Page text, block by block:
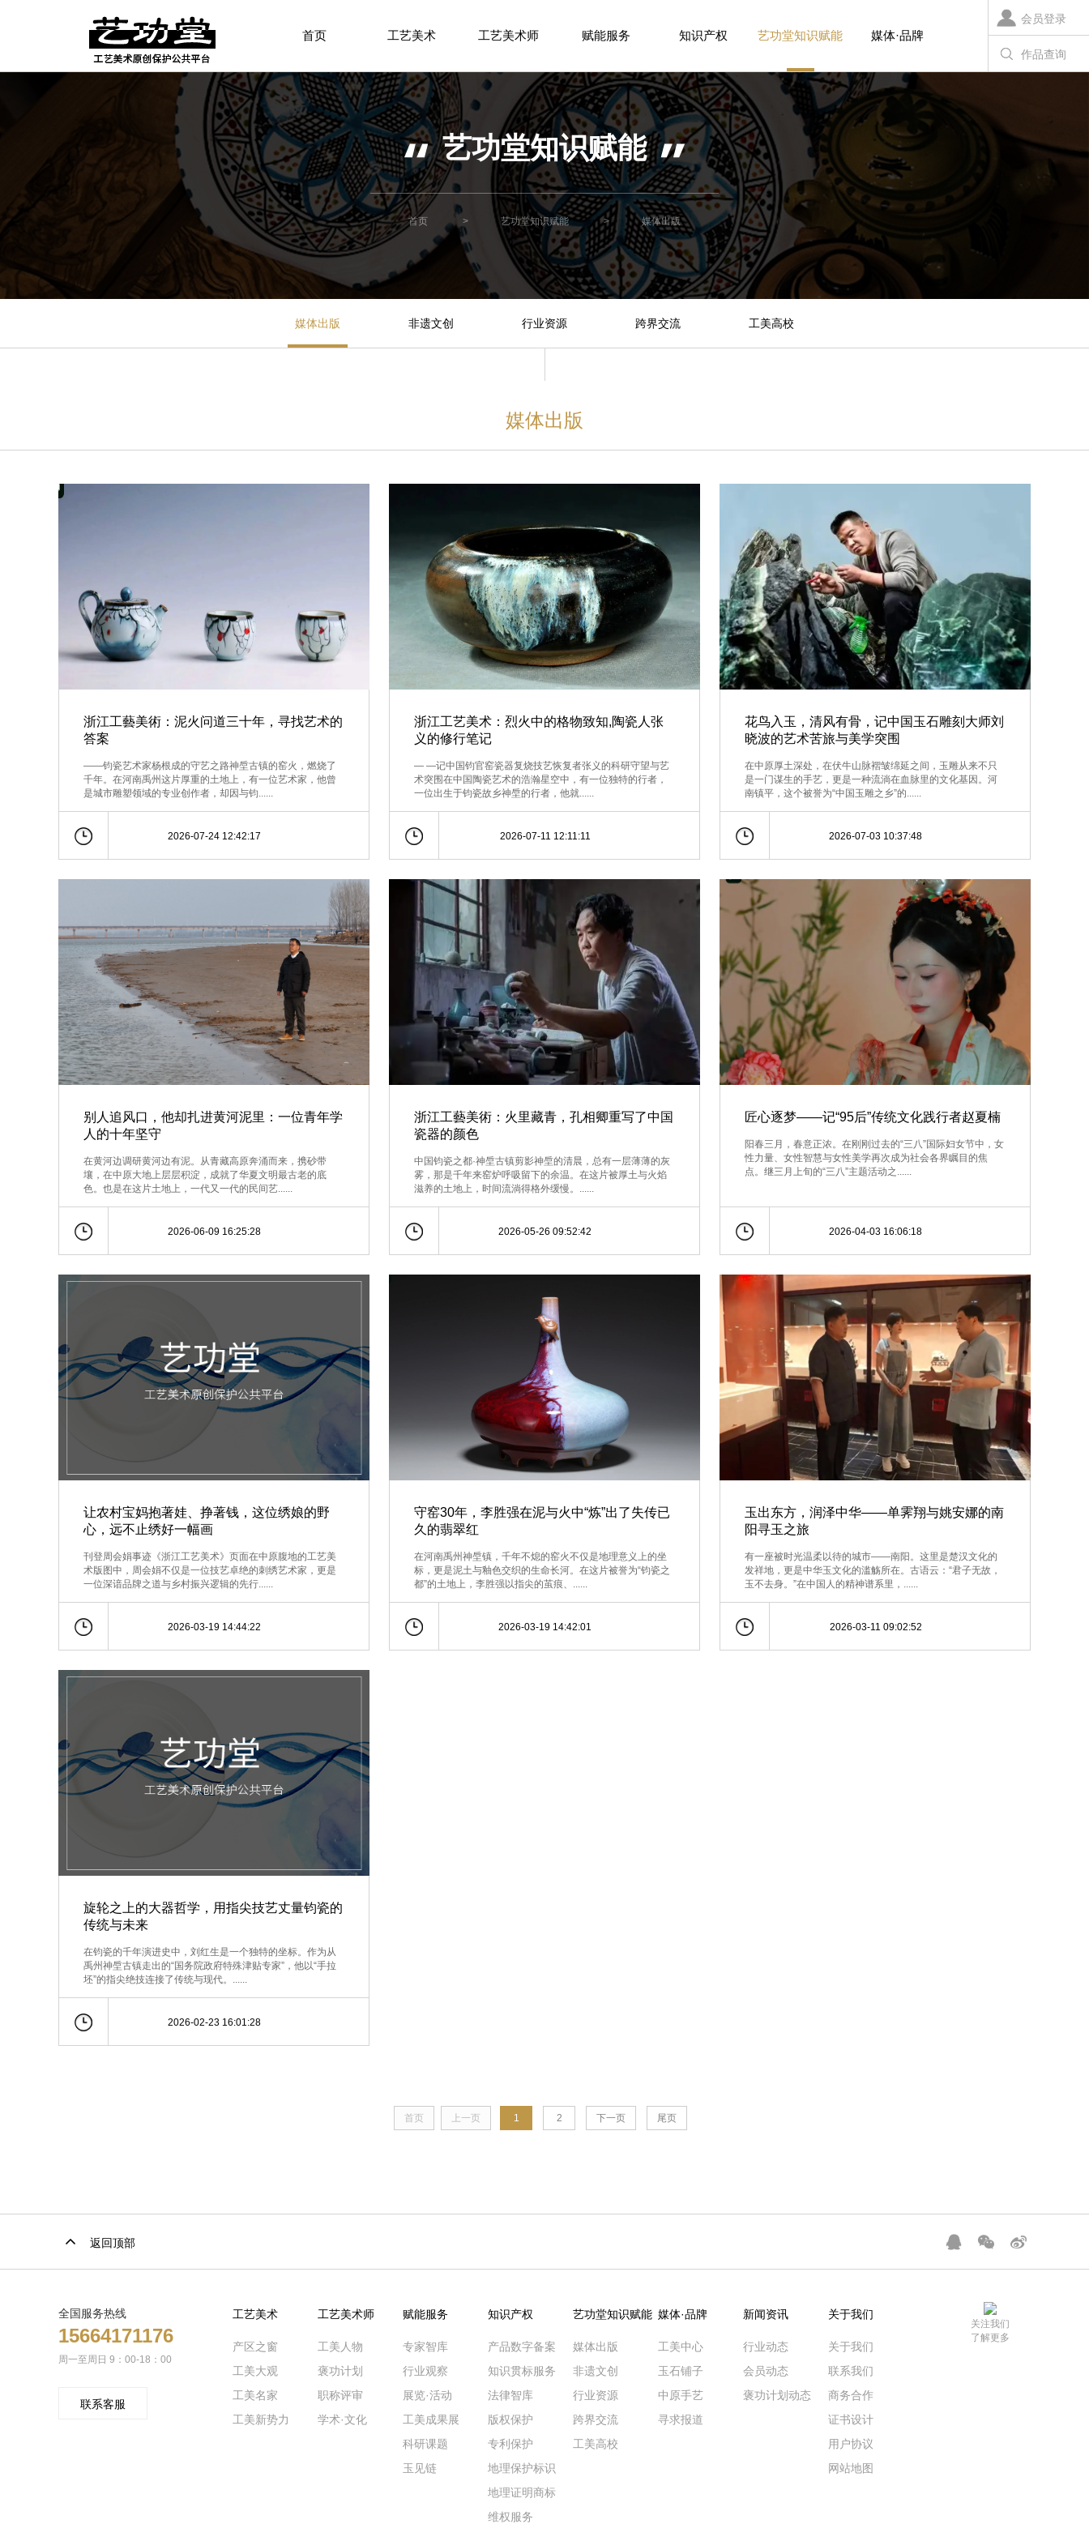
首页 工艺美术 工艺美术师 赋能服务 知识产权 艺功堂知识赋能 媒体·品牌
会员登录
作品查询
艺功堂知识赋能
首页 > 艺功堂知识赋能 > 媒体出版
媒体出版 非遗文创 行业资源 跨界交流 工美高校
媒体出版
浙江工藝美術：泥火问道三十年，寻找艺术的
答案
——钧瓷艺术家杨根成的守艺之路神垕古镇的窑火，燃烧了
千年。在河南禹州这片厚重的土地上，有一位艺术家，他曾
是城市雕塑领域的专业创作者，却因与钧......
2026-07-24 12:42:17
浙江工艺美术：烈火中的格物致知,陶瓷人张
义的修行笔记
— —记中国钧官窑瓷器复烧技艺恢复者张义的科研守望与艺
术突围在中国陶瓷艺术的浩瀚星空中，有一位独特的行者，
一位出生于钧瓷故乡神垕的行者，他就......
2026-07-11 12:11:11
花鸟入玉，清风有骨，记中国玉石雕刻大师刘
晓波的艺术苦旅与美学突围
在中原厚土深处，在伏牛山脉褶皱绵延之间，玉雕从来不只
是一门谋生的手艺，更是一种流淌在血脉里的文化基因。河
南镇平，这个被誉为“中国玉雕之乡”的......
2026-07-03 10:37:48
别人追风口，他却扎进黄河泥里：一位青年学
人的十年坚守
在黄河边调研黄河边有泥。从青藏高原奔涌而来，携砂带
壤，在中原大地上层层积淀，成就了华夏文明最古老的底
色。也是在这片土地上，一代又一代的民间艺......
2026-06-09 16:25:28
浙江工藝美術：火里藏青，孔相卿重写了中国
瓷器的颜色
中国钧瓷之都·神垕古镇剪影神垕的清晨，总有一层薄薄的灰
雾，那是千年来窑炉呼吸留下的余温。在这片被厚土与火焰
滋养的土地上，时间流淌得格外缓慢。......
2026-05-26 09:52:42
匠心逐梦——记“95后”传统文化践行者赵夏楠
阳春三月，春意正浓。在刚刚过去的“三八”国际妇女节中，女
性力量、女性智慧与女性美学再次成为社会各界瞩目的焦
点。继三月上旬的“三八”主题活动之......
2026-04-03 16:06:18
让农村宝妈抱著娃、挣著钱，这位绣娘的野
心，远不止绣好一幅画
刊登周会娟事迹《浙江工艺美术》页面在中原腹地的工艺美
术版图中，周会娟不仅是一位技艺卓绝的刺绣艺术家，更是
一位深谙品牌之道与乡村振兴逻辑的先行......
2026-03-19 14:44:22
守窑30年，李胜强在泥与火中“炼”出了失传已
久的翡翠红
在河南禹州神垕镇，千年不熄的窑火不仅是地理意义上的坐
标，更是泥土与釉色交织的生命长河。在这片被誉为“钧瓷之
都”的土地上，李胜强以指尖的茧痕、......
2026-03-19 14:42:01
玉出东方，润泽中华——单霁翔与姚安娜的南
阳寻玉之旅
有一座被时光温柔以待的城市——南阳。这里是楚汉文化的
发祥地，更是中华玉文化的滥觞所在。古语云：“君子无故，
玉不去身。”在中国人的精神谱系里，......
2026-03-11 09:02:52
旋轮之上的大器哲学，用指尖技艺丈量钧瓷的
传统与未来
在钧瓷的千年演进史中，刘红生是一个独特的坐标。作为从
禹州神垕古镇走出的“国务院政府特殊津贴专家”，他以“手拉
坯”的指尖绝技连接了传统与现代。......
2026-02-23 16:01:28
首页 上一页 1 2 下一页 尾页
返回顶部
全国服务热线
15664171176
周一至周日 9：00-18：00
联系客服
工艺美术
产区之窗
工美大观
工美名家
工美新势力
工艺美术师
工美人物
褒功计划
职称评审
学术·文化
赋能服务
专家智库
行业观察
展览·活动
工美成果展
科研课题
玉见链
知识产权
产品数字备案
知识贯标服务
法律智库
版权保护
专利保护
地理保护标识
地理证明商标
维权服务
艺功堂知识赋能
媒体出版
非遗文创
行业资源
跨界交流
工美高校
媒体·品牌
工美中心
玉石铺子
中原手艺
寻求报道
新闻资讯
行业动态
会员动态
褒功计划动态
关于我们
关于我们
联系我们
商务合作
证书设计
用户协议
网站地图
关注我们
了解更多